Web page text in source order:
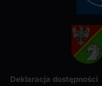
Deklaracja dostępności